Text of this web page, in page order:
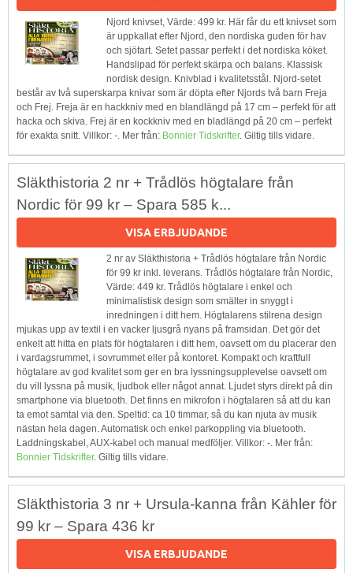
Njord knivset, Värde: 499 kr. Här får du ett knivset som
är uppkallat efter Njord, den nordiska guden för hav
och sjöfart. Setet passar perfekt i det nordiska köket.
Handslipad för perfekt skärpa och balans. Klassisk
nordisk design. Knivblad i kvalitetsstål. Njord-setet
består av två superskarpa knivar som är döpta efter Njords två barn Freja
och Frej. Freja är en hackkniv med en blandlängd på 17 cm – perfekt för att
hacka och skiva. Frej är en kockkniv med en bladlängd på 20 cm – perfekt
för exakta snitt. Villkor: -. Mer från: Bonnier Tidskrifter. Giltig tills vidare.
Släkthistoria 2 nr + Trådlös högtalare från
Nordic för 99 kr – Spara 585 k...
VISA ERBJUDANDE
2 nr av Släkthistoria + Trådlös högtalare från Nordic
för 99 kr inkl. leverans. Trådlös högtalare från Nordic,
Värde: 449 kr. Trådlös högtalare i enkel och
minimalistisk design som smälter in snyggt i
inredningen i ditt hem. Högtalarens stilrena design
mjukas upp av textil i en vacker ljusgrå nyans på framsidan. Det gör det
enkelt att hitta en plats för högtalaren i ditt hem, oavsett om du placerar den
i vardagsrummet, i sovrummet eller på kontoret. Kompakt och kraftfull
högtalare av god kvalitet som ger en bra lyssningsupplevelse oavsett om
du vill lyssna på musik, ljudbok eller något annat. Ljudet styrs direkt på din
smartphone via bluetooth. Det finns en mikrofon i högtalaren så att du kan
ta emot samtal via den. Speltid: ca 10 timmar, så du kan njuta av musik
nästan hela dagen. Automatisk och enkel parkoppling via bluetooth.
Laddningskabel, AUX-kabel och manual medföljer. Villkor: -. Mer från:
Bonnier Tidskrifter. Giltig tills vidare.
Släkthistoria 3 nr + Ursula-kanna från Kähler för
99 kr – Spara 436 kr
VISA ERBJUDANDE